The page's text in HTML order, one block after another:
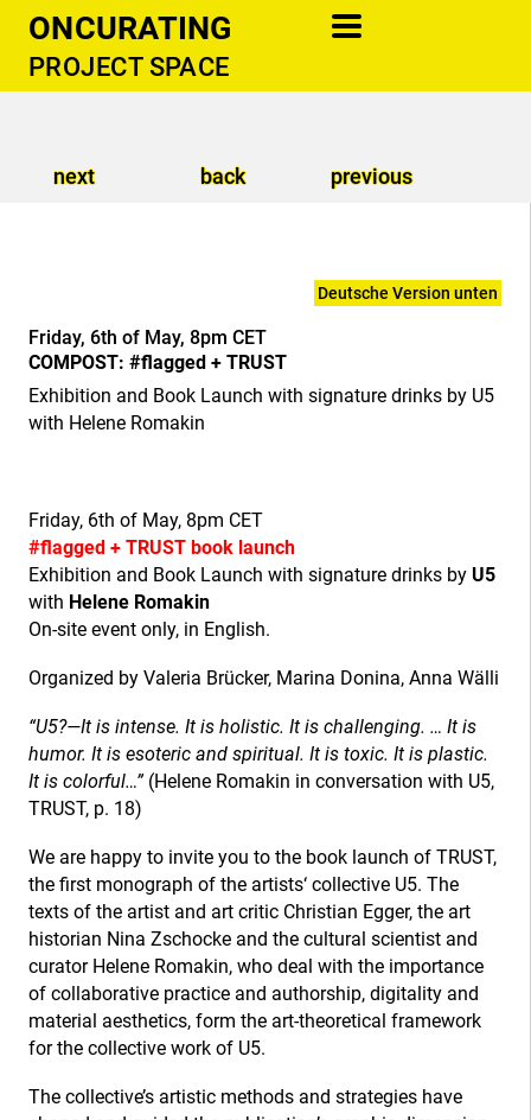
ONCURATING
PROJECT SPACE
newsletter
publications
donate
next back previous
Deutsche Version unten
Friday, 6th of May, 8pm CET
COMPOST: #flagged + TRUST
Exhibition and Book Launch with signature drinks by U5
with Helene Romakin
Friday, 6th of May, 8pm CET
#flagged + TRUST book launch
Exhibition and Book Launch with signature drinks by U5
with Helene Romakin
On-site event only, in English.
Organized by Valeria Brücker, Marina Donina, Anna Wälli
“U5?—It is intense. It is holistic. It is challenging. … It is
humor. It is esoteric and spiritual. It is toxic. It is plastic.
It is colorful…” (Helene Romakin in conversation with U5,
TRUST, p. 18)
We are happy to invite you to the book launch of TRUST,
the first monograph of the artists‘ collective U5. The
texts of the artist and art critic Christian Egger, the art
historian Nina Zschocke and the cultural scientist and
curator Helene Romakin, who deal with the importance
of collaborative practice and authorship, digitality and
material aesthetics, form the art-theoretical framework
for the collective work of U5.
The collective’s artistic methods and strategies have